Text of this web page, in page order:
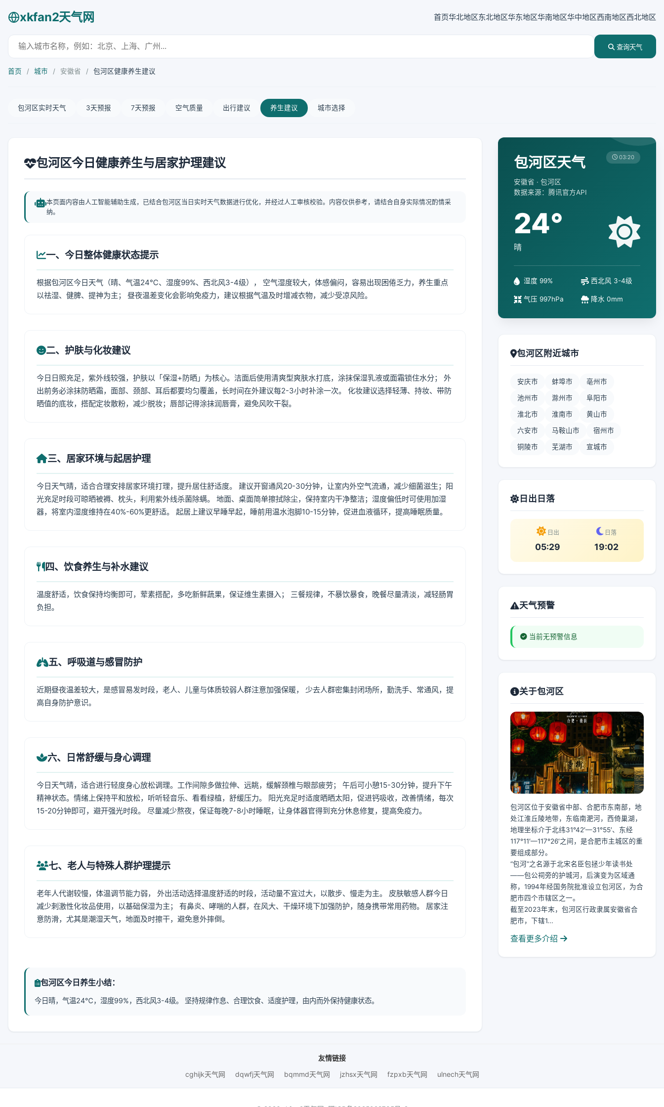
xkfan2天气网 首页华北地区东北地区华东地区华南地区华中地区西南地区西北地区
查询天气
首页 / 城市 / 安徽省 / 包河区健康养生建议
包河区实时天气 3天预报 7天预报 空气质量 出行建议 养生建议 城市选择
包河区今日健康养生与居家护理建议
本页面内容由人工智能辅助生成，已结合包河区当日实时天气数据进行优化，并经过人工审核校验。内容仅供参考，请结合自身实际情况酌情采
纳。
一、今日整体健康状态提示
根据包河区今日天气（晴、气温24℃、湿度99%、西北风3-4级）， 空气湿度较大，体感偏闷，容易出现困倦乏力，养生重点
以祛湿、健脾、提神为主； 昼夜温差变化会影响免疫力，建议根据气温及时增减衣物，减少受凉风险。
二、护肤与化妆建议
今日日照充足，紫外线较强，护肤以「保湿+防晒」为核心。洁面后使用清爽型爽肤水打底，涂抹保湿乳液或面霜锁住水分； 外
出前务必涂抹防晒霜，面部、颈部、耳后都要均匀覆盖，长时间在外建议每2-3小时补涂一次。 化妆建议选择轻薄、持妆、带防
晒值的底妆，搭配定妆散粉，减少脱妆；唇部记得涂抹润唇膏，避免风吹干裂。
三、居家环境与起居护理
今日天气晴，适合合理安排居家环境打理，提升居住舒适度。 建议开窗通风20-30分钟，让室内外空气流通，减少细菌滋生；阳
光充足时段可晾晒被褥、枕头，利用紫外线杀菌除螨。 地面、桌面简单擦拭除尘，保持室内干净整洁；湿度偏低时可使用加湿
器，将室内湿度维持在40%-60%更舒适。 起居上建议早睡早起，睡前用温水泡脚10-15分钟，促进血液循环，提高睡眠质量。
四、饮食养生与补水建议
温度舒适，饮食保持均衡即可，荤素搭配，多吃新鲜蔬果，保证维生素摄入； 三餐规律，不暴饮暴食，晚餐尽量清淡，减轻肠胃
负担。
五、呼吸道与感冒防护
近期昼夜温差较大，是感冒易发时段，老人、儿童与体质较弱人群注意加强保暖， 少去人群密集封闭场所，勤洗手、常通风，提
高自身防护意识。
六、日常舒缓与身心调理
今日天气晴，适合进行轻度身心放松调理。工作间隙多做拉伸、远眺，缓解颈椎与眼部疲劳； 午后可小憩15-30分钟，提升下午
精神状态。情绪上保持平和放松，听听轻音乐、看看绿植，舒缓压力。 阳光充足时适度晒晒太阳，促进钙吸收，改善情绪，每次
15-20分钟即可，避开强光时段。 尽量减少熬夜，保证每晚7-8小时睡眠，让身体器官得到充分休息修复，提高免疫力。
七、老人与特殊人群护理提示
老年人代谢较慢，体温调节能力弱， 外出活动选择温度舒适的时段，活动量不宜过大，以散步、慢走为主。 皮肤敏感人群今日
减少刺激性化妆品使用，以基础保湿为主； 有鼻炎、哮喘的人群，在风大、干燥环境下加强防护，随身携带常用药物。 居家注
意防滑，尤其是潮湿天气，地面及时擦干，避免意外摔倒。
包河区今日养生小结：
今日晴，气温24℃，湿度99%，西北风3-4级。 坚持规律作息、合理饮食、适度护理，由内而外保持健康状态。
包河区天气
安徽省 · 包河区
数据来源：腾讯官方API
03:20
24°
晴
湿度 99% 西北风 3-4级
气压 997hPa 降水 0mm
包河区附近城市
安庆市 蚌埠市 亳州市
池州市 滁州市 阜阳市
淮北市 淮南市 黄山市
六安市 马鞍山市 宿州市
铜陵市 芜湖市 宣城市
日出日落
日出
05:29
日落
19:02
天气预警
当前无预警信息
关于包河区
包河区位于安徽省中部、合肥市东南部，地
处江淮丘陵地带，东临南淝河，西倚巢湖，
地理坐标介于北纬31°42′—31°55′、东经
117°11′—117°26′之间，是合肥市主城区的重
要组成部分。
“包河”之名源于北宋名臣包拯少年读书处
——包公祠旁的护城河，后演变为区域通
称，1994年经国务院批准设立包河区，为合
肥市四个市辖区之一。
截至2023年末，包河区行政隶属安徽省合
肥市，下辖1...
查看更多介绍
友情链接
cghijk天气网
dqwfj天气网 bqmmd天气网 jzhsx天气网 fzpxb天气网 ulnech天气网